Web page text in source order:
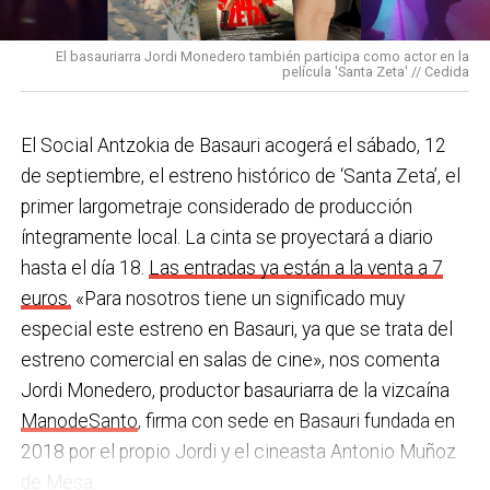
con programas de envejecimiento activo, actividades
en los centros de personas mayores e iniciativas para
combatir la brecha digital. Además, este año se ha
y, a principios del año que viene, se comenzarán a
prestar los servicios de atención diurna y viviendas
comunitarias.
En las últimas semanas la actualidad municipal ha
estado marcada por las investigaciones sobre
presuntas irregularidades urbanísticas . ¿Cómo
está afrontando el equipo de gobierno esta
situación y qué mensaje trasladarías a la
ciudadanía?Los hechos denunciados son graves y
nos corresponde aclarar si han existido irregularidades
con el mayor rigor y transparencia, así como
pulseras de aviso de temperatura pitando al unísono,
una acción que los sindicatos tachan de negligente y
contraria al propio plan de emergencias de la
Sin soluciones reales
Ante la falta de soluciones en las reuniones del
comité, los representantes de los trabajadores
advirtieron a la dirección con elevar los hechos a la
Inspección de Trabajo. Aunque inicialmente
percibieron un amago de cambio de actitud, la parte
social lamenta que las medidas adoptadas ante las
nuevas alertas meteorológicas han sido meramente
«testimoniales, esporádicas y centradas en
aparentar», sin llegar a aplicar soluciones reales ni
efectivas en los puestos de mayor exposición.
El basauriarra Jordi Monedero también participa como actor en la
película 'Santa Zeta' // Cedida
El Social Antzokia de Basauri acogerá el sábado, 12
de septiembre, el estreno histórico de ‘Santa Zeta’, el
primer largometraje considerado de producción
íntegramente local. La cinta se proyectará a diario
hasta el día 18. Las entradas ya están a la venta a 7
euros. «Para nosotros tiene un significado muy
especial este estreno en Basauri, ya que se trata del
estreno comercial en salas de cine», nos comenta
Jordi Monedero, productor basauriarra de la vizcaína
ManodeSanto, firma con sede en Basauri fundada en
2018 por el propio Jordi y el cineasta Antonio Muñoz